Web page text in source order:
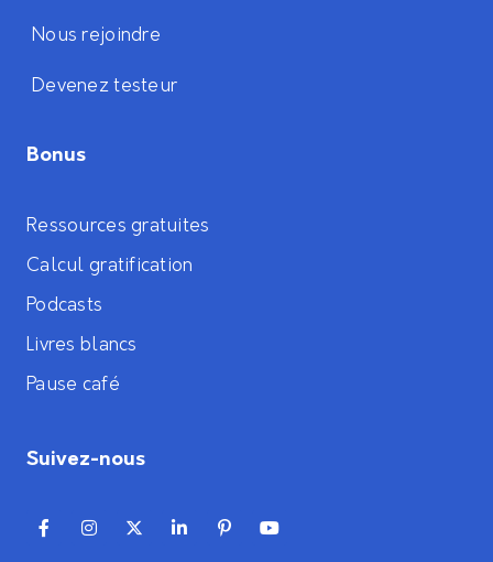
Nous rejoindre
Devenez testeur
Bonus
Ressources gratuites
Calcul gratification
Podcasts
Livres blancs
Pause café
Suivez-nous